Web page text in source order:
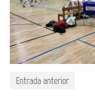
Entrada anterior